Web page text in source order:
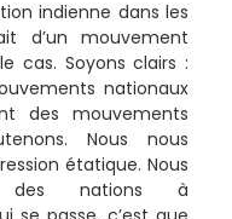
indienne dans les
d’un mouvement
cas. Soyons clairs :
nationaux
des mouvements
Nous nous
étatique. Nous
des nations à